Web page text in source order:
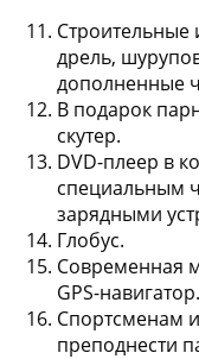
Строительные
дрель,
дополненные
В подарок
скутер.
DVD-плеер в
специальным
зарядными
Глобус.
Современная
GPS-навигатор.
Спортсменам
преподнести